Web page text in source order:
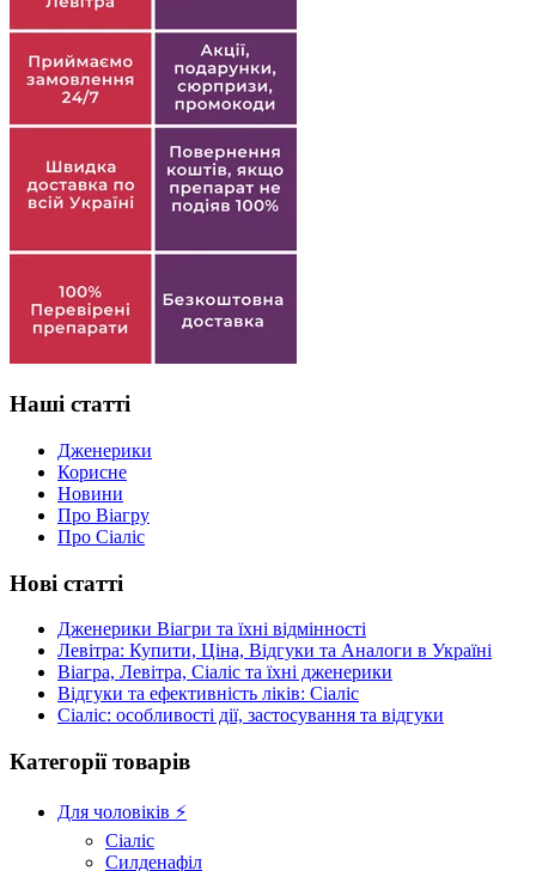
Наші статті
Дженерики
Корисне
Новини
Про Віагру
Про Сіаліс
Нові статті
Дженерики Віагри та їхні відмінності
Левітра: Купити, Ціна, Відгуки та Аналоги в Україні
Віагра, Левітра, Сіаліс та їхні дженерики
Відгуки та ефективність ліків: Сіаліс
Сіаліс: особливості дії, застосування та відгуки
Категорії товарів
Для чоловіків ⚡
Сіаліс
Силденафіл